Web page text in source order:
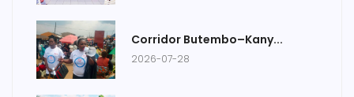
Corridor Butembo–Kany...
2026-07-28